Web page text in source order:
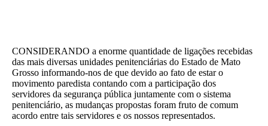
Esportes
Nota de Falecimento
Notícias
CONSIDERANDO a enorme quantidade de ligações recebidas
das mais diversas unidades penitenciárias do Estado de Mato
Grosso informando-nos de que devido ao fato de estar o
movimento paredista contando com a participação dos
servidores da segurança pública juntamente com o sistema
penitenciário, as mudanças propostas foram fruto de comum
acordo entre tais servidores e os nossos representados.